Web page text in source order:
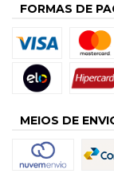
FORMAS DE
MEIOS DE